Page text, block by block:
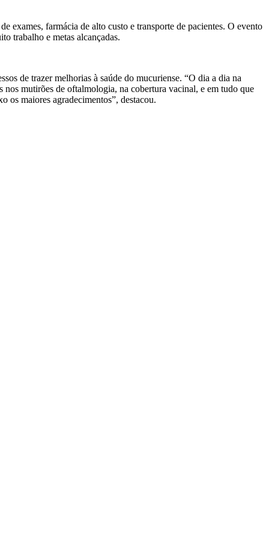
exames, farmácia de alto custo e transporte de pacientes. O evento
trabalho e metas alcançadas.
de trazer melhorias à saúde do mucuriense. “O dia a dia na
nos mutirões de oftalmologia, na cobertura vacinal, e em tudo que
os maiores agradecimentos”, destacou.